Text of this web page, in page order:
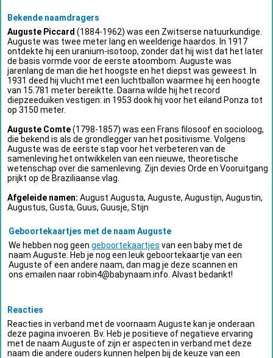
Bekende naamdragers
Auguste Piccard (1884-1962) was een Zwitserse natuurkundige.
Auguste was twee meter lang en weelderige haardos. In 1917
ontdekte hij een uranium-isotoop, zonder dat hij wist dat het later
de basis vormde voor de eerste atoombom. Auguste was
jarenlang de man die het hoogste en het diepst was geweest. In
1931 deed hij vlucht met een luchtballon waarmee hij een hoogte
van 15.781 meter bereiktte. Daarna wilde hij het record
diepzeeduiken vestigen: in 1953 dook hij voor het eiland Ponza tot
op 3150 meter.
Auguste Comte(1798-1857) was een Frans filosoof en socioloog,
die bekend is als de grondlegger van het positivisme. Volgens
Auguste was de eerste stap voor het verbeteren van de
samenleving het ontwikkelen van een nieuwe, theoretische
wetenschap over die samenleving. Zijn devies Orde en Vooruitgang
prijkt op de Braziliaanse vlag.
Afgeleide namen: August Augusta, Auguste, Augustijn, Augustin,
Augustus, Gusta, Guus, Guusje, Stijn
Geboortekaartjes met de naam Auguste
We hebben nog geen geboortekaartjes van een baby met de
naam Auguste. Heb je nog een leuk geboortekaartje van een
Auguste of een andere naam, dan mag je deze scannen en
ons emailen naarrobin4@babynaam.info . Alvast bedankt!
Reacties
Reacties in verband met de voornaam Auguste kan je onderaan
deze pagina invoeren. Bv. Heb je positieve of negatieve ervaring
met de naam Auguste of zijn er aspecten in verband met deze
naam die andere ouders kunnen helpen bij de keuze van een